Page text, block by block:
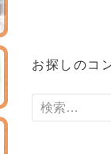
お探しのコ
検索: